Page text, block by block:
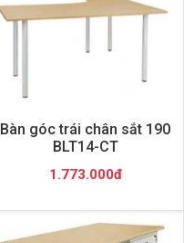
Bàn góc trái chân sắt 190
BLT14-CT
1.773.000đ